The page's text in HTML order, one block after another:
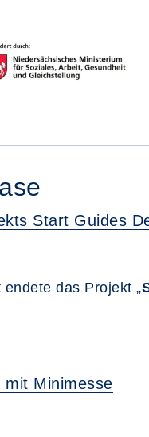
Start Guides
das Projekt „
Minimesse